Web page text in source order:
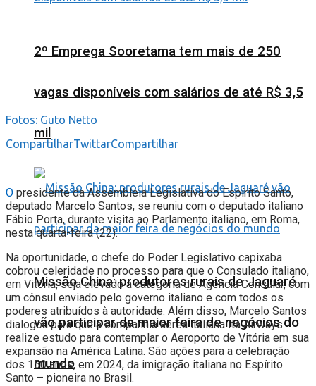
2º Emprega Sooretama tem mais de 250
vagas disponíveis com salários de até R$ 3,5
mil
Missão China: produtores rurais de Jaguaré
vão participar da maior feira de negócios do
mundo
Fotos: Guto Netto
CompartilharTwittarCompartilhar
O presidente da Assembleia Legislativa do Espírito Santo,
deputado Marcelo Santos, se reuniu com o deputado italiano
Fábio Porta, durante visita ao Parlamento italiano, em Roma,
nesta quarta-feira (22).
Na oportunidade, o chefe do Poder Legislativo capixaba
cobrou celeridade no processo para que o Consulado italiano,
em Vitória, seja elevado à categoria de Agência Consular, com
um cônsul enviado pelo governo italiano e com todos os
poderes atribuídos à autoridade. Além disso, Marcelo Santos
dialogou para que a companhia aérea italiana Ita Airways
realize estudo para contemplar o Aeroporto de Vitória em sua
expansão na América Latina. São ações para a celebração
dos 150 anos, em 2024, da imigração italiana no Espírito
Santo – pioneira no Brasil.